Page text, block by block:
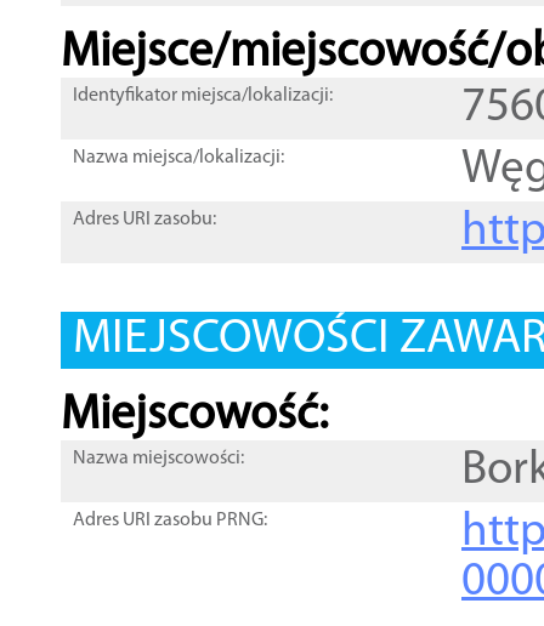
Miejsce/miejscowość/
Identyfikator miejsca/lokalizacji:
Nazwa miejsca/lokalizacji:
Adres URI zasobu:
MIEJSCOWOŚCI
Miejscowość:
Nazwa miejscowości:
Adres URI zasobu PRNG: